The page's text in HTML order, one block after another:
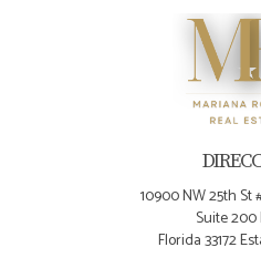
10900 NW 25th St
Suite 200
Florida 33172